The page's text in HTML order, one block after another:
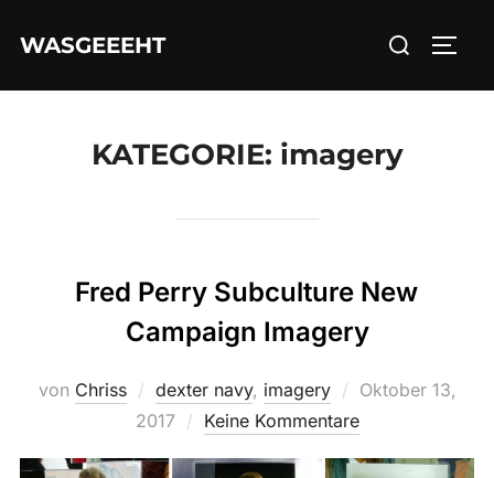
InhaltWASGEEEHT
Suchen
KATEGORIE: imagery
Fred Perry Subculture New
Campaign Imagery
von Chriss dexter navy, imagery
Veröffentlicht
am
Oktober 13,
2017
Keine Kommentare